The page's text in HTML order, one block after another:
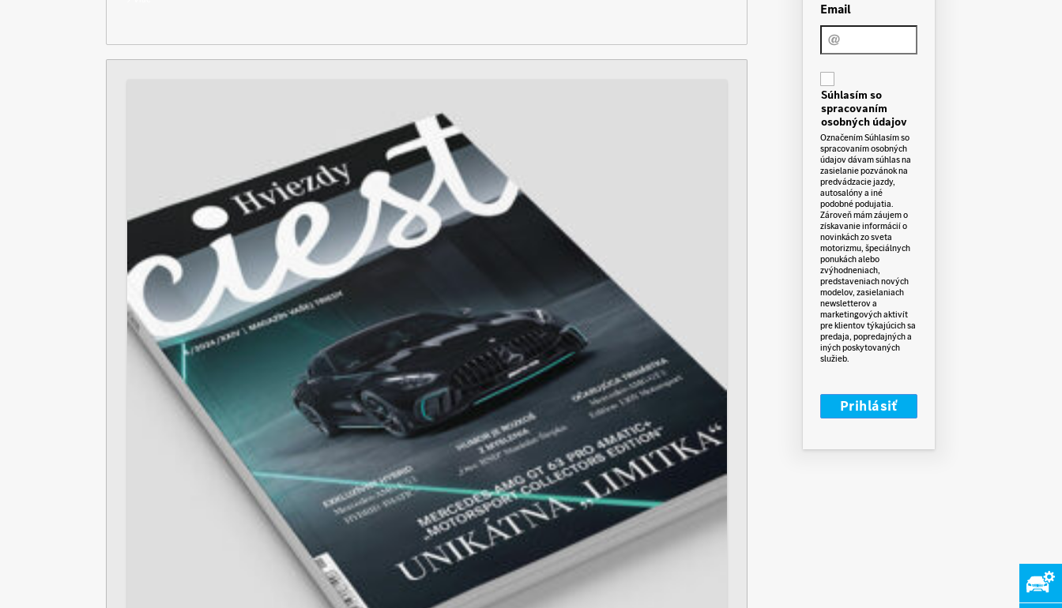
Email
C
o
n
s
e
n
t
Súhlasím so
spracovaním
osobných údajov
Označením Súhlasím so
spracovaním osobných
údajov dávam súhlas na
zasielanie pozvánok na
predvádzacie jazdy,
autosalóny a iné
podobné podujatia.
Zároveň mám záujem o
získavanie informácií o
novinkách zo sveta
motorizmu, špeciálnych
ponukách alebo
zvýhodneniach,
predstaveniach nových
modelov, zasielaniach
newsletterov a
marketingových aktivít
pre klientov týkajúcich sa
predaja, popredajných a
iných poskytovaných
služieb.